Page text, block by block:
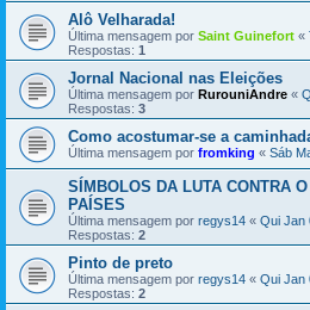
Alô Velharada!
Última mensagem por Saint Guinefort «
Respostas: 1
Jornal Nacional nas Eleições
Última mensagem por RurouniAndre «
Respostas: 3
Como acostumar-se a
Última mensagem por fromking « Sáb
SÍMBOLOS DA LUTA CONTRA
PAÍSES
Última mensagem por regys14 « Qui Jan
Respostas: 2
Pinto de preto
Última mensagem por regys14 « Qui Jan
Respostas: 2